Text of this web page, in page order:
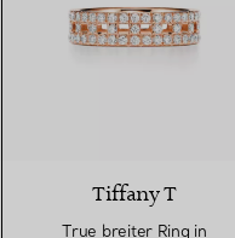
Tiffany T
True breiter Ring in